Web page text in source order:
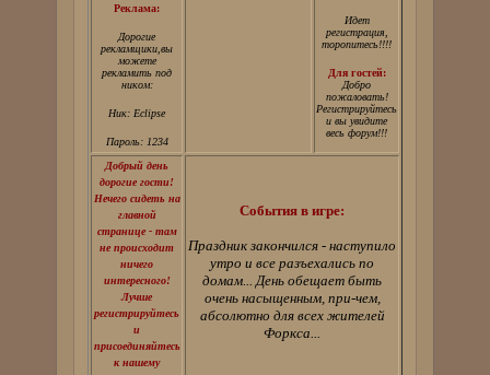
Идет
регистрация,
торопитесь!!!!
Для гостей:
Добро
пожаловать!
Регистрируйтесь
и вы увидите
весь форум!!!
Реклама:
Дорогие
рекламщики,вы
можете
рекламить под
ником:
Ник: Eclipse
Пароль: 1234
Добрый день
дорогие гости!
Нечего сидеть на
главной
странице - там
не происходит
ничего
интересного!
Лучше
регистрируйтесь
и
присоединяйтесь
к нашему
События в игре:
Праздник закончился - наступило
утро и все разъехались по
домам... День обещает быть
очень насыщенным, при-чем,
абсолютно для всех жителей
Форкса...